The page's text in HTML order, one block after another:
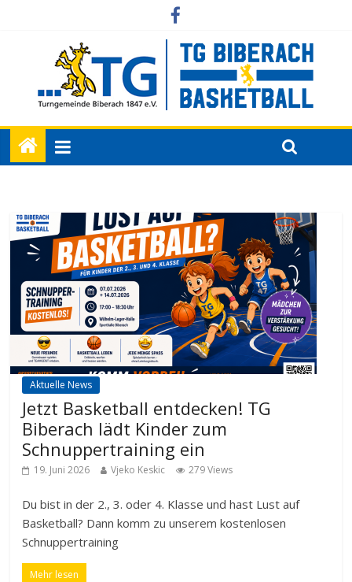
Aktuelle News
Jetzt Basketball entdecken! TG
Biberach lädt Kinder zum
Schnuppertraining ein
19. Juni 2026 Vjeko Keskic 279 Views
Du bist in der 2., 3. oder 4. Klasse und hast Lust auf
Basketball? Dann komm zu unserem kostenlosen
Schnuppertraining
Mehr lesen